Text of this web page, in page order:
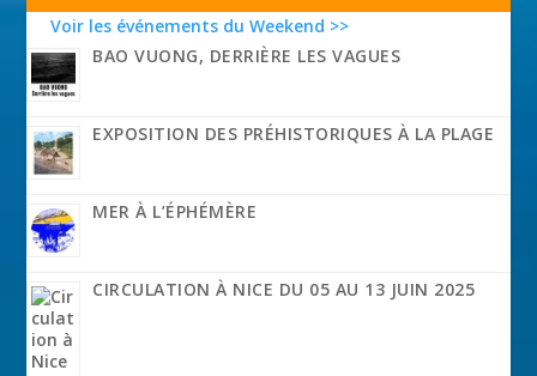
Voir les événements du Weekend >>
BAO VUONG, DERRIÈRE LES VAGUES
EXPOSITION DES PRÉHISTORIQUES À LA PLAGE
MER À L’ÉPHÉMÈRE
CIRCULATION À NICE DU 05 AU 13 JUIN 2025